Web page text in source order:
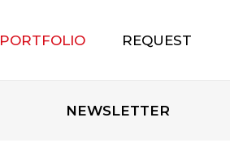
PORTFOLIO
REQUEST
NEWSLETTER